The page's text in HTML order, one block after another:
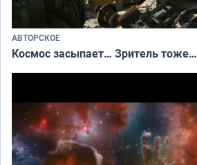
АВТОРСКОЕ
Космос засыпает… Зритель тоже…